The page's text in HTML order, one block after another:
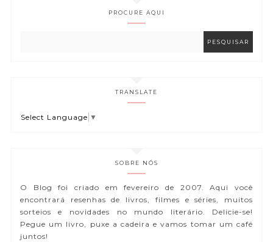
PROCURE AQUI
TRANSLATE
Select Language ▼
SOBRE NÓS
O Blog foi criado em fevereiro de 2007. Aqui você
encontrará resenhas de livros, filmes e séries, muitos
sorteios e novidades no mundo literário. Delicie-se!
Pegue um livro, puxe a cadeira e vamos tomar um café
juntos!